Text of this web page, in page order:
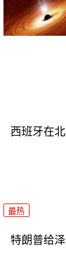
西班牙在
最热
特朗普给